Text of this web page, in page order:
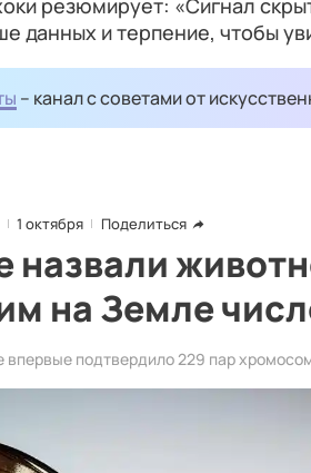
резюмирует: «Сигнал
данных и терпение, чтобы
– канал с советами от
1 октября Поделиться
назвали
на Земле
впервые подтвердило 229 пар